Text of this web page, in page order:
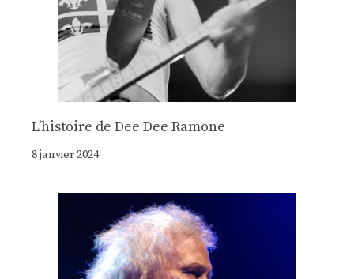
Lʼhistoire de Dee Dee Ramone
8 janvier 2024